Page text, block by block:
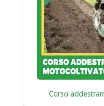
Corso